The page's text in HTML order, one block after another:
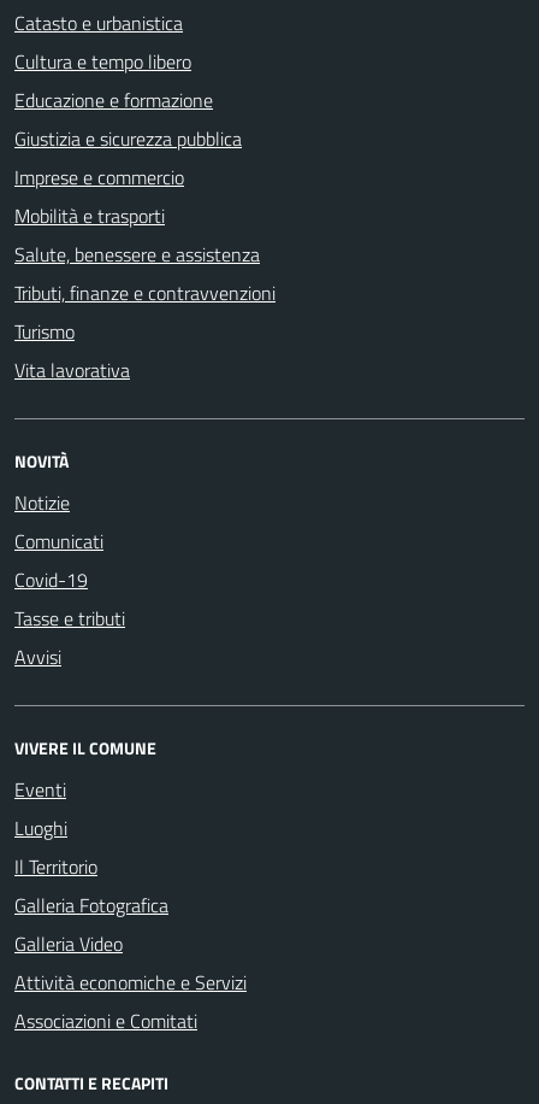
Catasto e urbanistica
Cultura e tempo libero
Educazione e formazione
Giustizia e sicurezza pubblica
Imprese e commercio
Mobilità e trasporti
Salute, benessere e assistenza
Tributi, finanze e contravvenzioni
Turismo
Vita lavorativa
NOVITÀ
Notizie
Comunicati
Covid-19
Tasse e tributi
Avvisi
VIVERE IL COMUNE
Eventi
Luoghi
Il Territorio
Galleria Fotografica
Galleria Video
Attività economiche e Servizi
Associazioni e Comitati
CONTATTI E RECAPITI